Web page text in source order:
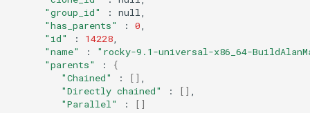
"group_id"
:
"has_parents"
: 0
"id"
: 14228
"name"
:
"rocky-9.1-universal-x86_64-
"parents"
:
{
"Chained"
: []
"Directly chained"
: []
"Parallel"
:
[]